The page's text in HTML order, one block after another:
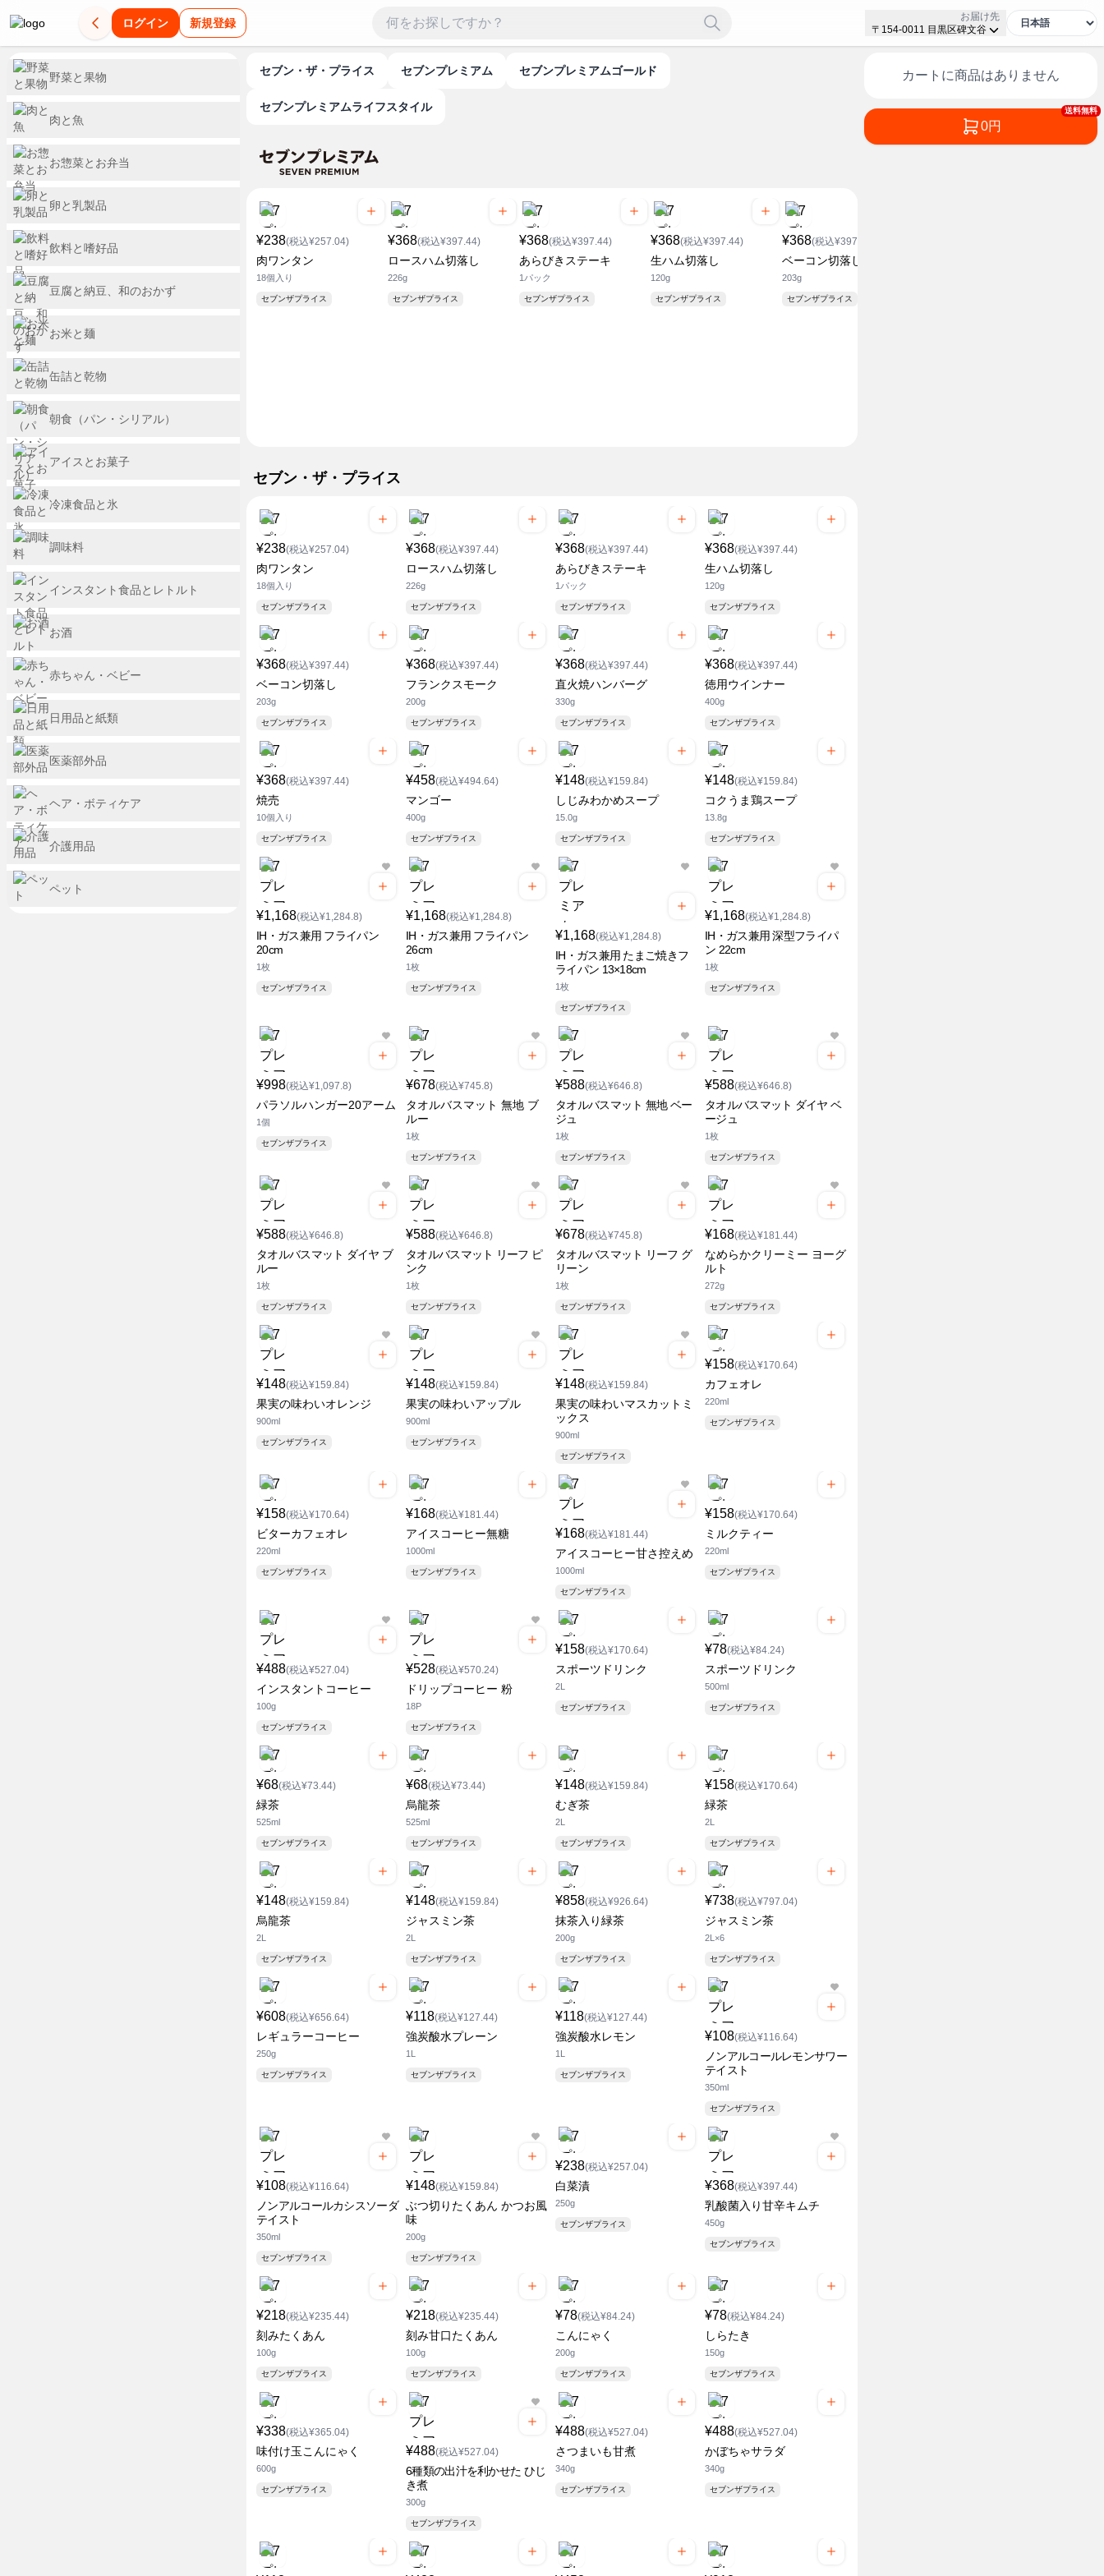
ログイン 新規登録
お届け先
〒154-0011 目黒区碑文谷
セブン・ザ・プライス セブンプレミアム セブンプレミアムゴールド
セブンプレミアムライフスタイル
¥238(税込¥257.04)
肉ワンタン
18個入り
セブンザプライス
¥368(税込¥397.44)
ロースハム切落し
226g
セブンザプライス
¥368(税込¥397.44)
あらびきステーキ
1パック
セブンザプライス
¥368(税込¥397.44)
生ハム切落し
120g
セブンザプライス
¥368(税込¥397.44)
ベーコン切落し
203g
セブンザプライス
セブン・ザ・プライス
¥238(税込¥257.04)
肉ワンタン
18個入り
セブンザプライス
¥368(税込¥397.44)
ロースハム切落し
226g
セブンザプライス
¥368(税込¥397.44)
あらびきステーキ
1パック
セブンザプライス
¥368(税込¥397.44)
生ハム切落し
120g
セブンザプライス
¥368(税込¥397.44)
ベーコン切落し
203g
セブンザプライス
¥368(税込¥397.44)
フランクスモーク
200g
セブンザプライス
¥368(税込¥397.44)
直火焼ハンバーグ
330g
セブンザプライス
¥368(税込¥397.44)
徳用ウインナー
400g
セブンザプライス
¥368(税込¥397.44)
焼売
10個入り
セブンザプライス
¥458(税込¥494.64)
マンゴー
400g
セブンザプライス
¥148(税込¥159.84)
しじみわかめスープ
15.0g
セブンザプライス
¥148(税込¥159.84)
コクうま鶏スープ
13.8g
セブンザプライス
¥1,168(税込¥1,284.8)
IH・ガス兼用 フライパン
20cm
1枚
セブンザプライス
¥1,168(税込¥1,284.8)
IH・ガス兼用 フライパン
26cm
1枚
セブンザプライス
¥1,168(税込¥1,284.8)
IH・ガス兼用 たまご焼きフ
ライパン 13×18cm
1枚
セブンザプライス
¥1,168(税込¥1,284.8)
IH・ガス兼用 深型フライパ
ン 22cm
1枚
セブンザプライス
¥998(税込¥1,097.8)
パラソルハンガー20アーム
1個
セブンザプライス
¥678(税込¥745.8)
タオルバスマット 無地 ブ
ルー
1枚
セブンザプライス
¥588(税込¥646.8)
タオルバスマット 無地 ベー
ジュ
1枚
セブンザプライス
¥588(税込¥646.8)
タオルバスマット ダイヤ ベ
ージュ
1枚
セブンザプライス
¥588(税込¥646.8)
タオルバスマット ダイヤ ブ
ルー
1枚
セブンザプライス
¥588(税込¥646.8)
タオルバスマット リーフ ピ
ンク
1枚
セブンザプライス
¥678(税込¥745.8)
タオルバスマット リーフ グ
リーン
1枚
セブンザプライス
¥168(税込¥181.44)
なめらかクリーミー ヨーグ
ルト
272g
セブンザプライス
¥148(税込¥159.84)
果実の味わいオレンジ
900ml
セブンザプライス
¥148(税込¥159.84)
果実の味わいアップル
900ml
セブンザプライス
¥148(税込¥159.84)
果実の味わいマスカットミ
ックス
900ml
セブンザプライス
¥158(税込¥170.64)
カフェオレ
220ml
セブンザプライス
¥158(税込¥170.64)
ビターカフェオレ
220ml
セブンザプライス
¥168(税込¥181.44)
アイスコーヒー無糖
1000ml
セブンザプライス
¥168(税込¥181.44)
アイスコーヒー甘さ控えめ
1000ml
セブンザプライス
¥158(税込¥170.64)
ミルクティー
220ml
セブンザプライス
¥488(税込¥527.04)
インスタントコーヒー
100g
セブンザプライス
¥528(税込¥570.24)
ドリップコーヒー 粉
18P
セブンザプライス
¥158(税込¥170.64)
スポーツドリンク
2L
セブンザプライス
¥78(税込¥84.24)
スポーツドリンク
500ml
セブンザプライス
¥68(税込¥73.44)
緑茶
525ml
セブンザプライス
¥68(税込¥73.44)
烏龍茶
525ml
セブンザプライス
¥148(税込¥159.84)
むぎ茶
2L
セブンザプライス
¥158(税込¥170.64)
緑茶
2L
セブンザプライス
¥148(税込¥159.84)
烏龍茶
2L
セブンザプライス
¥148(税込¥159.84)
ジャスミン茶
2L
セブンザプライス
¥858(税込¥926.64)
抹茶入り緑茶
200g
セブンザプライス
¥738(税込¥797.04)
ジャスミン茶
2L×6
セブンザプライス
¥608(税込¥656.64)
レギュラーコーヒー
250g
セブンザプライス
¥118(税込¥127.44)
強炭酸水プレーン
1L
セブンザプライス
¥118(税込¥127.44)
強炭酸水レモン
1L
セブンザプライス
¥108(税込¥116.64)
ノンアルコールレモンサワー
テイスト
350ml
セブンザプライス
¥108(税込¥116.64)
ノンアルコールカシスソーダ
テイスト
350ml
セブンザプライス
¥148(税込¥159.84)
ぶつ切りたくあん かつお風
味
200g
セブンザプライス
¥238(税込¥257.04)
白菜漬
250g
セブンザプライス
¥368(税込¥397.44)
乳酸菌入り甘辛キムチ
450g
セブンザプライス
¥218(税込¥235.44)
刻みたくあん
100g
セブンザプライス
¥218(税込¥235.44)
刻み甘口たくあん
100g
セブンザプライス
¥78(税込¥84.24)
こんにゃく
200g
セブンザプライス
¥78(税込¥84.24)
しらたき
150g
セブンザプライス
¥338(税込¥365.04)
味付け玉こんにゃく
600g
セブンザプライス
¥488(税込¥527.04)
6種類の出汁を利かせた ひじ
き煮
300g
セブンザプライス
¥488(税込¥527.04)
さつまいも甘煮
340g
セブンザプライス
¥488(税込¥527.04)
かぼちゃサラダ
340g
セブンザプライス
カートに商品はありません
送料無料
0円
野菜と果物
肉と魚
お惣菜とお弁当
卵と乳製品
飲料と嗜好品
豆腐と納豆、和のおかず
お米と麺
缶詰と乾物
朝食（パン・シリアル）
アイスとお菓子
冷凍食品と氷
調味料
インスタント食品とレトルト
お酒
赤ちゃん・ベビー
日用品と紙類
医薬部外品
ヘア・ボティケア
介護用品
ペット